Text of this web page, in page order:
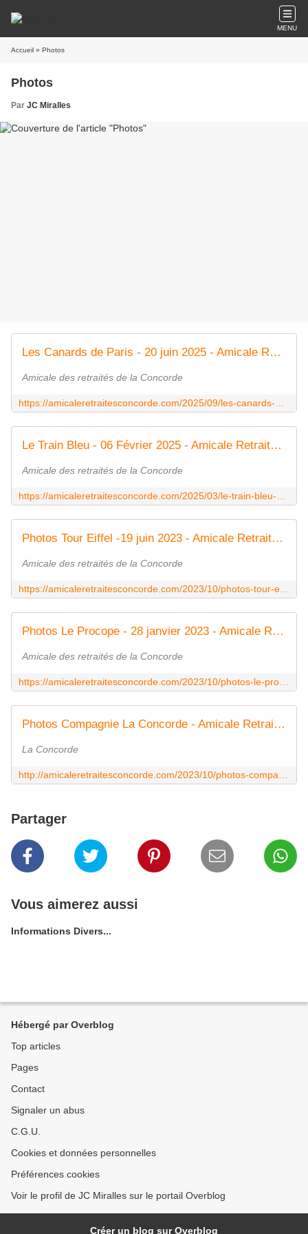
MENU
Accueil » Photos
Photos
Par JC Miralles
Les Canards de Paris - 20 juin 2025 - Amicale Retraités Concorde
Amicale des retraités de la Concorde
Le Train Bleu - 06 Février 2025 - Amicale Retraités Concorde
Amicale des retraités de la Concorde
Photos Tour Eiffel -19 juin 2023 - Amicale Retraités Concorde
Amicale des retraités de la Concorde
Photos Le Procope - 28 janvier 2023 - Amicale Retraités Concorde
Amicale des retraités de la Concorde
Photos Compagnie La Concorde - Amicale Retraités Concorde
La Concorde
Partager
Vous aimerez aussi
Informations Divers...
Hébergé par Overblog
Top articles
Pages
Contact
Signaler un abus
C.G.U.
Cookies et données personnelles
Préférences cookies
Voir le profil de JC Miralles sur le portail Overblog
Créer un blog sur Overblog